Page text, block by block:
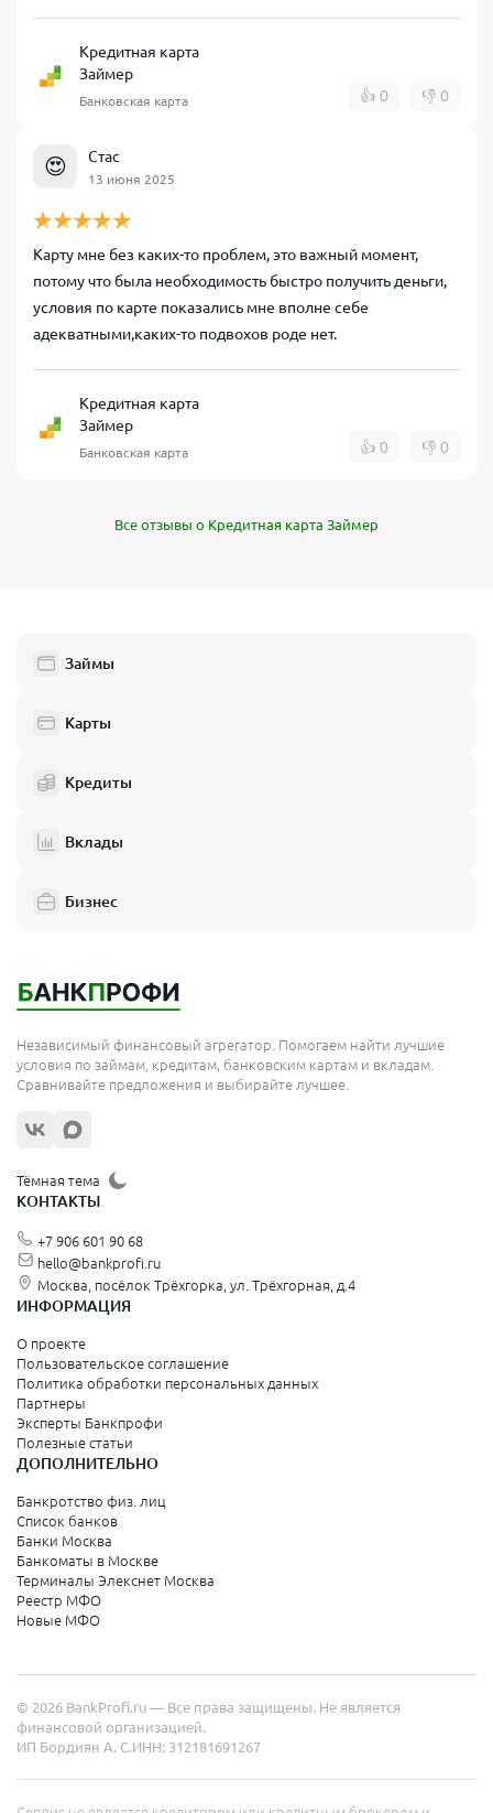
Кредитная карта
Займер
Банковская карта 👍 0 👎 0
😍 Стас
13 июня 2025
Карту мне без каких-то проблем, это важный момент,
потому что была необходимость быстро получить деньги,
условия по карте показались мне вполне себе
адекватными,каких-то подвохов роде нет.
Кредитная карта
Займер
Банковская карта 👍 0 👎 0
Все отзывы о Кредитная карта Займер
Займы
Карты
Кредиты
Вклады
Бизнес
Независимый финансовый агрегатор. Помогаем найти лучшие
условия по займам, кредитам, банковским картам и вкладам.
Сравнивайте предложения и выбирайте лучшее.
Тёмная тема
КОНТАКТЫ
+7 906 601 90 68
hello@bankprofi.ru
Москва, посёлок Трёхгорка, ул. Трёхгорная, д.4
ИНФОРМАЦИЯ
О проекте
Пользовательское соглашение
Политика обработки персональных данных
Партнеры
Эксперты Банкпрофи
Полезные статьи
ДОПОЛНИТЕЛЬНО
Банкротство физ. лиц
Список банков
Банки Москва
Банкоматы в Москве
Терминалы Элекснет Москва
Реестр МФО
Новые МФО
© 2026 BankProfi.ru — Все права защищены. Не является
финансовой организацией.
ИП Бордиян А. С.ИНН: 312181691267